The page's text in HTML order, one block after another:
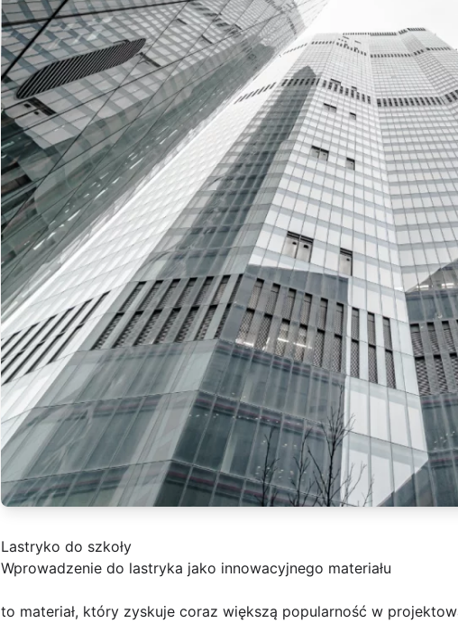
Lastryko do szkoły
Wprowadzenie do lastryka jako innowacyjnego materiału
to materiał, który zyskuje coraz większą popularność w